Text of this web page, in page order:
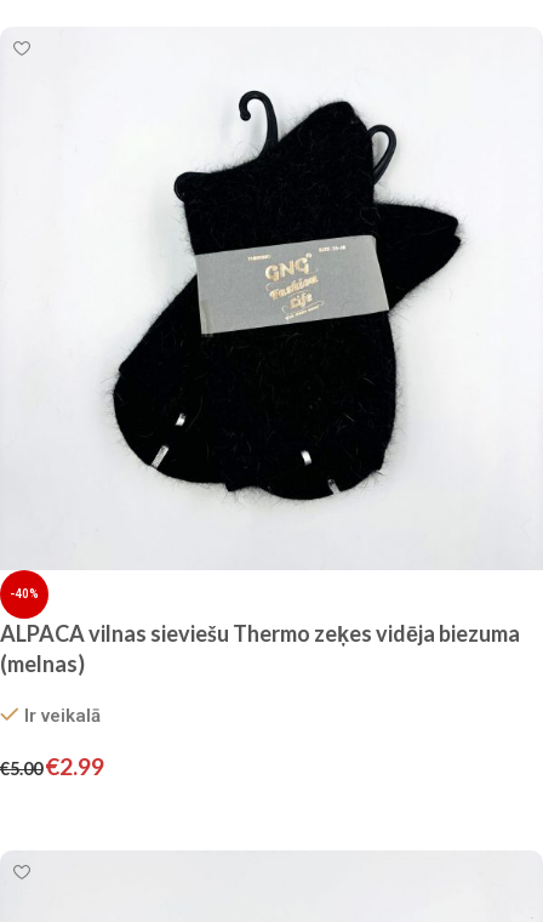
-40%
ALPACA vilnas sieviešu Thermo zeķes vidēja biezuma
(melnas)
Ir veikalā
€5.00€2.99